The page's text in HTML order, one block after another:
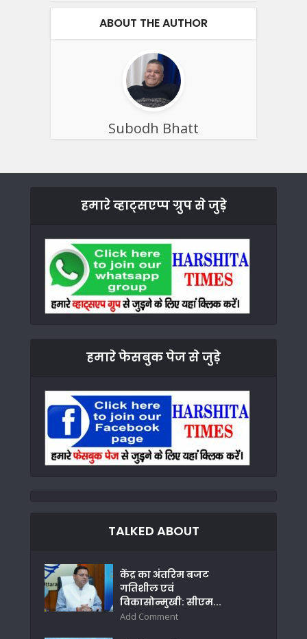
ABOUT THE AUTHOR
Subodh Bhatt
हमारे व्हाट्सएप्प ग्रुप से जुड़े
हमारे फेसबुक पेज से जुड़े
TALKED ABOUT
केंद्र का अंतरिम बजट
गतिशील एवं
विकासोन्मुखी: सीएम...
Add Comment